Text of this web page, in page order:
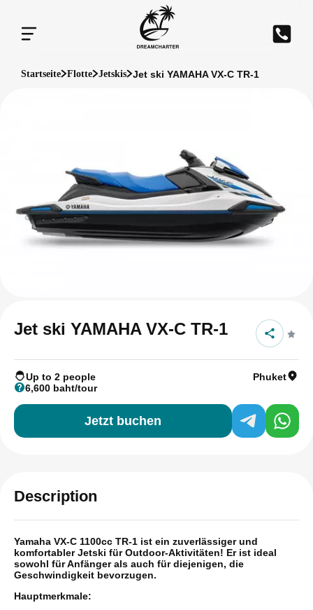
Startseite Flotte Jetskis Jet ski YAMAHA VX-C TR-1
Jet ski YAMAHA VX-C TR-1
Up to 2 people
Phuket
6,600 baht/tour
Jetzt buchen
Description
Yamaha VX-C 1100cc TR-1 ist ein zuverlässiger und
komfortabler Jetski für Outdoor-Aktivitäten! Er ist ideal
sowohl für Anfänger als auch für diejenigen, die
Geschwindigkeit bevorzugen.
Hauptmerkmale: